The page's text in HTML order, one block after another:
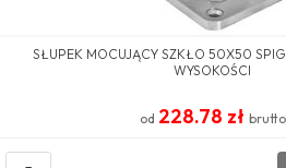
SŁUPEK MOCUJĄCY SZKŁO 50X50
WYSOKOŚCI
od 228.78 zł brutto